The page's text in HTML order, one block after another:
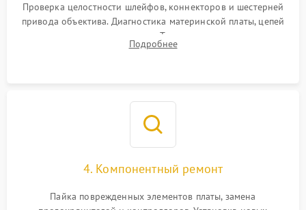
Проверка целостности шлейфов, коннекторов и шестерней
привода объектива. Диагностика материнской платы, цепей
питания и картоприемника. Тестирование механизма
затвора и блока внутрикамерной стабилизации.
Подробнее
4. Компонентный ремонт
Пайка поврежденных элементов платы, замена